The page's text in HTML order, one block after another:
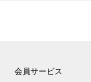
会員サービス